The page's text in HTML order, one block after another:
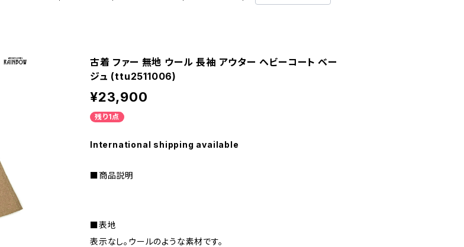
古着 ファー 無地 ウール 長袖 アウター ヘビーコート ベー
ジュ (ttu2511006)
¥23,900
残り1点
International shipping available
■商品説明
■表地
表示なし。ウールのような素材です。